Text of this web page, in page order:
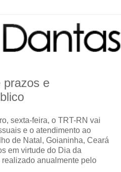
prazos e
sexta-feira, o TRT-RN vai
e o atendimento ao
de Natal, Goianinha, Ceará
em virtude do Dia da
anualmente pelo